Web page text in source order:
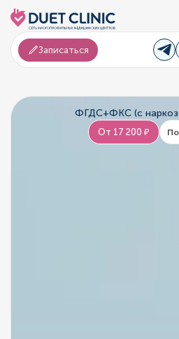
Записаться
ФГДС+ФКС (с
От 17 200 ₽